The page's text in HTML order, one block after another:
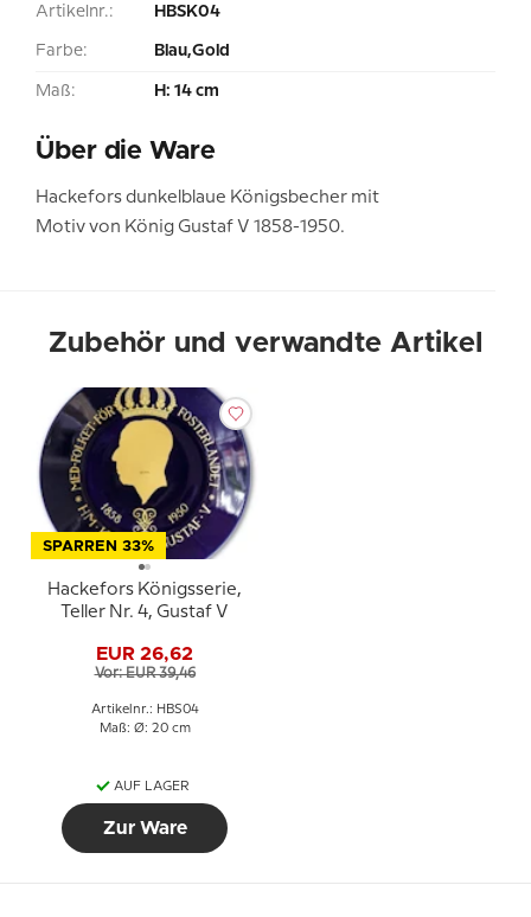
Artikelnr.: HBSK04
Farbe: Blau,Gold
Maß: H: 14 cm
Über die Ware
Hackefors dunkelblaue Königsbecher mit
Motiv von König Gustaf V 1858-1950.
Zubehör und verwandte Artikel
SPARREN 33%
Hackefors Königsserie,
Teller Nr. 4, Gustaf V
EUR 26,62
Vor: EUR 39,46
Artikelnr.: HBS04
Maß: Ø: 20 cm
AUF LAGER
Zur Ware